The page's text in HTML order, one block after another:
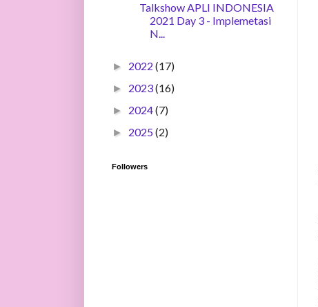
Talkshow APLI INDONESIA
2021 Day 3 - Implemetasi
N...
► 2022 (17)
► 2023(16)
► 2024(7)
► 2025(2)
Followers